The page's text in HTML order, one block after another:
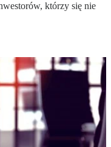
którzy się nie